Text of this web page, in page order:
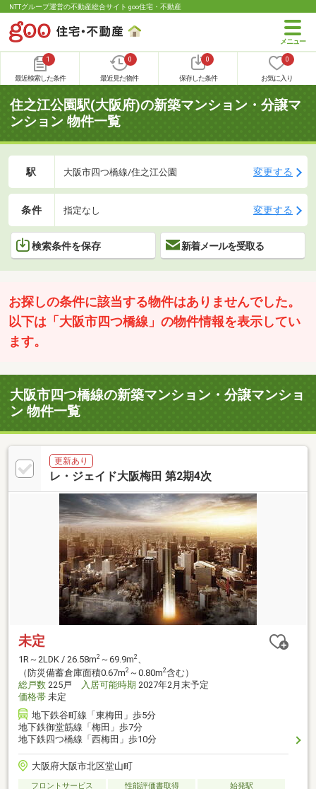
NTTグループ運営の不動産総合サイト goo住宅・不動産
1
最近検索した条件
0
最近見た物件
0
保存した条件
0
お気に入り
住之江公園駅(大阪府)の新築マンション・分譲マ
ンション 物件一覧
駅 大阪市四つ橋線/住之江公園 変更する
条件 指定なし 変更する
検索条件を保存 新着メールを受取る
お探しの条件に該当する物件はありませんでした。
以下は「大阪市四つ橋線」の物件情報を表示してい
ます。
大阪市四つ橋線の新築マンション・分譲マンショ
ン 物件一覧
更新あり
レ・ジェイド大阪梅田 第2期4次
未定
1R～2LDK / 26.58m2 ～69.9m2、
（防災備蓄倉庫面積0.67m2 ～0.80m2含む）
総戸数 225戸 入居可能時期 2027年2月末予定
価格帯 未定
地下鉄谷町線「東梅田」歩5分
地下鉄御堂筋線「梅田」歩7分
地下鉄四つ橋線「西梅田」歩10分
大阪府大阪市北区堂山町
フロントサービス 性能評価書取得 始発駅